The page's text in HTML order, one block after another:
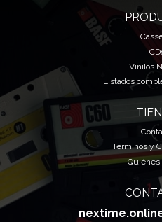
Vinilos
Listados
Términos y
Quiénes